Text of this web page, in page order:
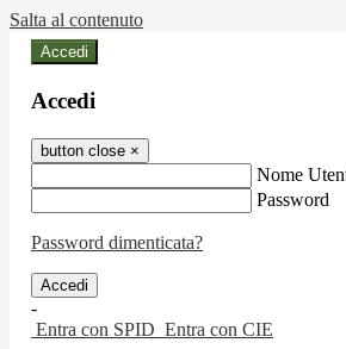
Salta al contenuto
Accedi
Accedi
button close ×
Nome
Password
Password dimenticata?
-
Entra con SPID Entra con CIE